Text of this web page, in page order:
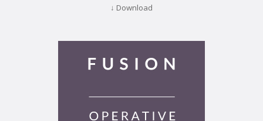
↓ Download